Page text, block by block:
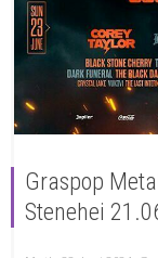
Graspop
Stenehei